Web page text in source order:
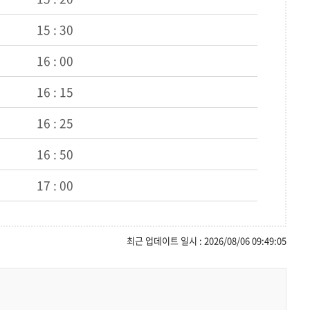
15 : 30
16 : 00
16 : 15
16 : 25
16 : 50
17 : 00
최근 업데이트 일시 : 2026/08/06 09:49:05